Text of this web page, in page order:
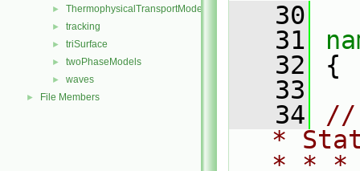
► ThermophysicalTransportModels
► tracking
► triSurface
► twoPhaseModels
► waves
► File Members
   30
   31
   32
{
   33
   34
//
*
* *